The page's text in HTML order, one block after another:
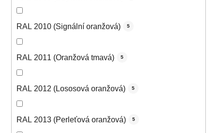
RAL 2010 (Signální oranžová) 5
RAL 2011 (Oranžová tmavá) 5
RAL 2012 (Lososová oranžová) 5
RAL 2013 (Perleťová oranžová) 5